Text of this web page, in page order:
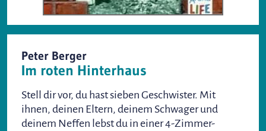
Peter Berger
Im roten Hinterhaus
Stell dir vor, du hast sieben Geschwister. Mit
ihnen, deinen Eltern, deinem Schwager und
deinem Neffen lebst du in einer 4-Zimmer-